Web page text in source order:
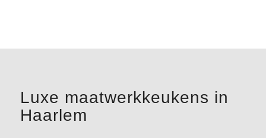
Luxe maatwerkkeukens in
Haarlem